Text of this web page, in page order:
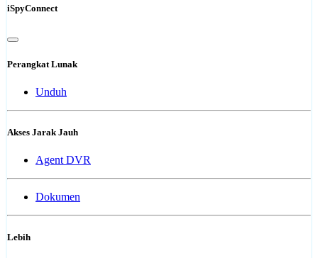
iSpyConnect
Perangkat Lunak
Unduh
Akses Jarak Jauh
Agent DVR
Dokumen
Lebih